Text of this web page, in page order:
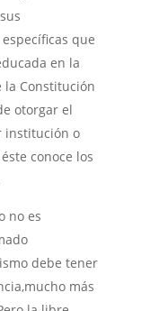
que
en la
Constitución
otorgar el
institución o
conoce los
no es
debe tener
más